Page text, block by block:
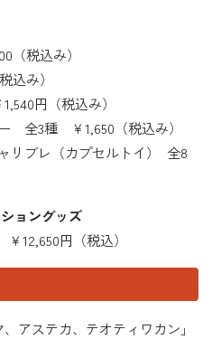
（税込み）
込み）
円（税込み）
全3種 ￥1,650（税込み）
リブレ（カプセルトイ） 全8
ョングッズ
12,650円（税込）
アステカ、テオティワカン」